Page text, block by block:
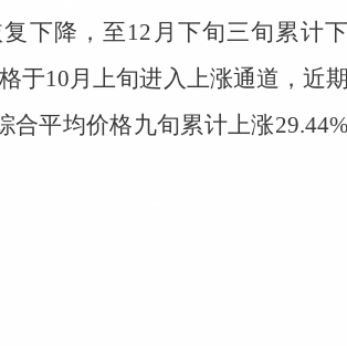
下降，至12月下旬三旬累计
于10月上旬进入上涨通道，近
平均价格九旬累计上涨29.44%